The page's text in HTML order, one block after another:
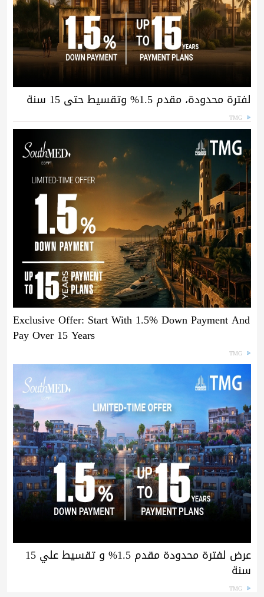
لفترة محدودة، مقدم 1.5% وتقسيط حتى 15 سنة
TMG
Exclusive Offer: Start With 1.5% Down Payment And
Pay Over 15 Years
TMG
عرض لفترة محدودة مقدم 1.5% و تقسيط علي 15
سنة
TMG